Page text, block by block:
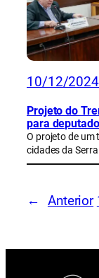
10/12/2024
Projeto do
para
O projeto de um
cidades da
← Anterior